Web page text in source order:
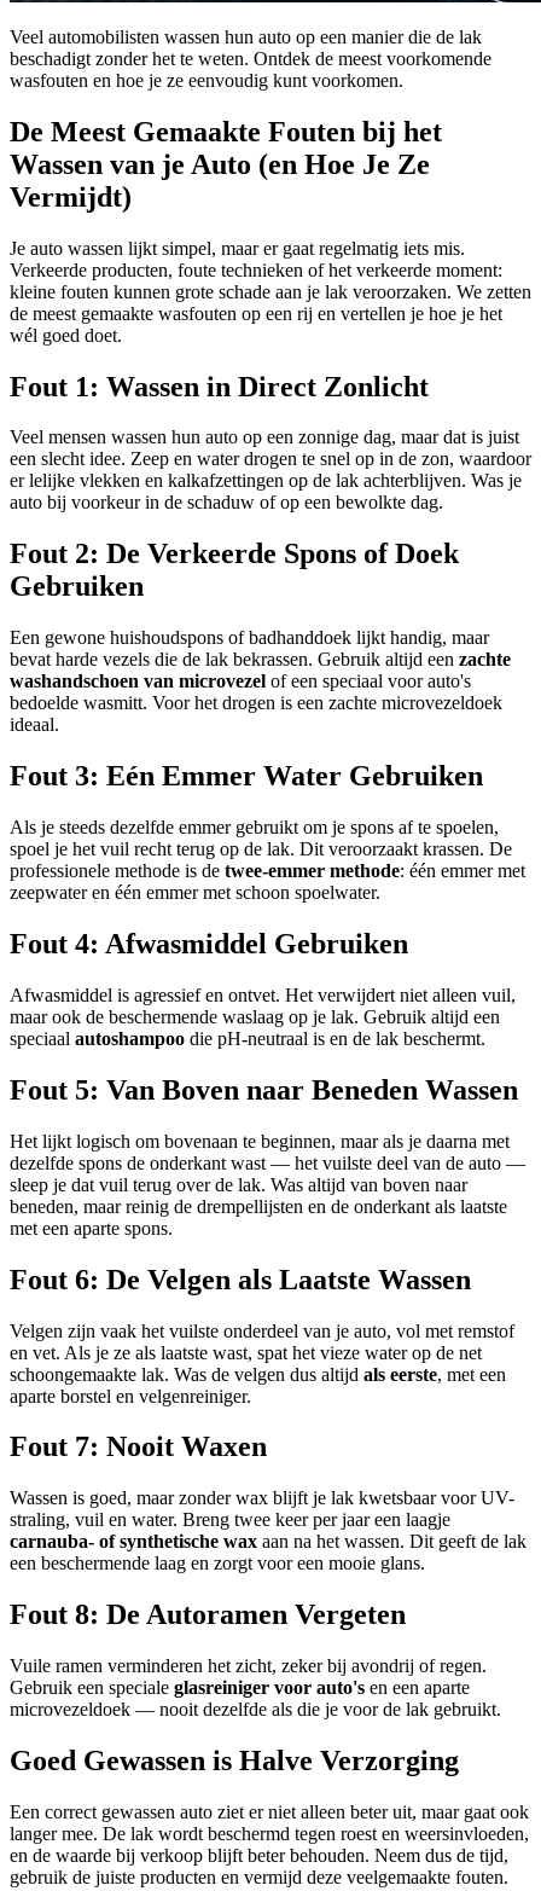
Veel automobilisten wassen hun auto op een manier die de lak
beschadigt zonder het te weten. Ontdek de meest voorkomende
wasfouten en hoe je ze eenvoudig kunt voorkomen.
De Meest Gemaakte Fouten bij het
Wassen van je Auto (en Hoe Je Ze
Vermijdt)
Je auto wassen lijkt simpel, maar er gaat regelmatig iets mis.
Verkeerde producten, foute technieken of het verkeerde moment:
kleine fouten kunnen grote schade aan je lak veroorzaken. We zetten
de meest gemaakte wasfouten op een rij en vertellen je hoe je het
wél goed doet.
Fout 1: Wassen in Direct Zonlicht
Veel mensen wassen hun auto op een zonnige dag, maar dat is juist
een slecht idee. Zeep en water drogen te snel op in de zon, waardoor
er lelijke vlekken en kalkafzettingen op de lak achterblijven. Was je
auto bij voorkeur in de schaduw of op een bewolkte dag.
Fout 2: De Verkeerde Spons of Doek
Gebruiken
Een gewone huishoudspons of badhanddoek lijkt handig, maar
bevat harde vezels die de lak bekrassen. Gebruik altijd een zachte
washandschoen van microvezel of een speciaal voor auto's
bedoelde wasmitt. Voor het drogen is een zachte microvezeldoek
ideaal.
Fout 3: Eén Emmer Water Gebruiken
Als je steeds dezelfde emmer gebruikt om je spons af te spoelen,
spoel je het vuil recht terug op de lak. Dit veroorzaakt krassen. De
professionele methode is de twee-emmer methode: één emmer met
zeepwater en één emmer met schoon spoelwater.
Fout 4: Afwasmiddel Gebruiken
Afwasmiddel is agressief en ontvet. Het verwijdert niet alleen vuil,
maar ook de beschermende waslaag op je lak. Gebruik altijd een
speciaal autoshampoo die pH-neutraal is en de lak beschermt.
Fout 5: Van Boven naar Beneden Wassen
Het lijkt logisch om bovenaan te beginnen, maar als je daarna met
dezelfde spons de onderkant wast — het vuilste deel van de auto —
sleep je dat vuil terug over de lak. Was altijd van boven naar
beneden, maar reinig de drempellijsten en de onderkant als laatste
met een aparte spons.
Fout 6: De Velgen als Laatste Wassen
Velgen zijn vaak het vuilste onderdeel van je auto, vol met remstof
en vet. Als je ze als laatste wast, spat het vieze water op de net
schoongemaakte lak. Was de velgen dus altijd als eerste, met een
aparte borstel en velgenreiniger.
Fout 7: Nooit Waxen
Wassen is goed, maar zonder wax blijft je lak kwetsbaar voor UV-
straling, vuil en water. Breng twee keer per jaar een laagje
carnauba- of synthetische wax aan na het wassen. Dit geeft de lak
een beschermende laag en zorgt voor een mooie glans.
Fout 8: De Autoramen Vergeten
Vuile ramen verminderen het zicht, zeker bij avondrij of regen.
Gebruik een speciale glasreiniger voor auto's en een aparte
microvezeldoek — nooit dezelfde als die je voor de lak gebruikt.
Goed Gewassen is Halve Verzorging
Een correct gewassen auto ziet er niet alleen beter uit, maar gaat ook
langer mee. De lak wordt beschermd tegen roest en weersinvloeden,
en de waarde bij verkoop blijft beter behouden. Neem dus de tijd,
gebruik de juiste producten en vermijd deze veelgemaakte fouten.